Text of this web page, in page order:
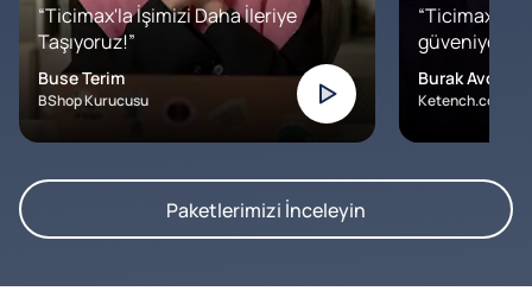
“Ticimax'la İşimizi Daha İleriye
Taşıyoruz!”
Buse Terim
BShop Kurucusu
“Ticimax'a
Burak Avcılar
Ketench.com –
Paketlerimizi İnceleyin